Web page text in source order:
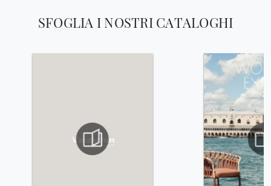
SFOGLIA I NOSTRI CATALOGHI